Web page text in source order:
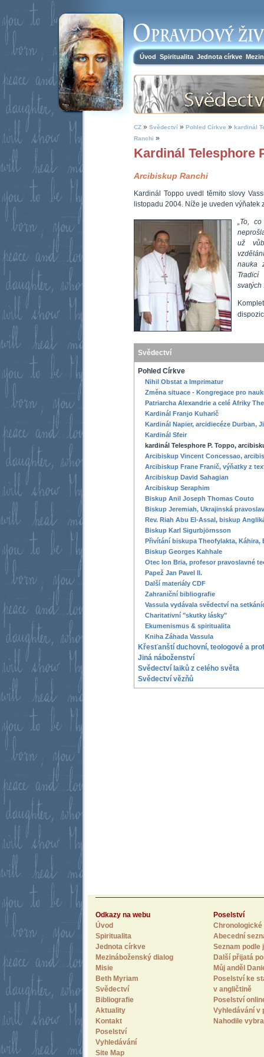
Úvod Spiritualita Jednota církve
CZ » Svědectví » Pohled Církve » kardinál
Ranchi »
Kardinál Telesphore
Arcibiskup Ranchi
Kardinál Toppo uvedl těmito slovy
listopadu 2004. Níže je uveden výňatek
„To,
už
nauka
svatých
Svědectví
Pohled Církve
Nihil Obstat a Imprimatur
Změna situace - Kongregace pro
Patriarcha Alexandrie a celé Afriky
Kardinál Franjo Kuharič
Kardinál Napier, arcidiecéze Durban,
Kardinál Sfeir
kardinál Telesphore P. Toppo,
Arcibiskup Vincent Concessao,
Arcibiskup Frane Franič, výňatky z
Arcibiskup David Sahagian
Arcibiskup Seraphim
Biskup Anil Joseph Thomas Couto
Biskup Jeremiah, Ukrajinská
Rev. Riah Abu El-Assal, biskup
Biskup Karl Sigurbjörnsson
Přivítání biskupa Theofylakta, Káhira,
Biskup Georges Kahhale
Otec Ion Bria, profesor pravoslavné
Papež Jan Pavel II.
Další materiály CDF
Zahraniční bibliografie
Vassula vydávala svědectví na
Charitativní "skutky lásky"
Ekumenismus & spiritualita
Kniha Záhada Vassula
Křesťanští duchovní, teologové a
Jiná náboženství
Svědectví laiků z celého světa
Svědectví vězňů
Odkazy na webu
Úvod
Spiritualita
Jednota církve
Mezináboženský dialog
Misie
Beth Myriam
Svědectví
Bibliografie
Aktuality
Kontakt
Poselství
Vyhledávání
Site Map
Poselství
Chronologické
Abecední
Seznam
Další přijatá
Můj anděl
Poselství ke
v angličtině
Poselství
Vyhledávání v
Nahodile